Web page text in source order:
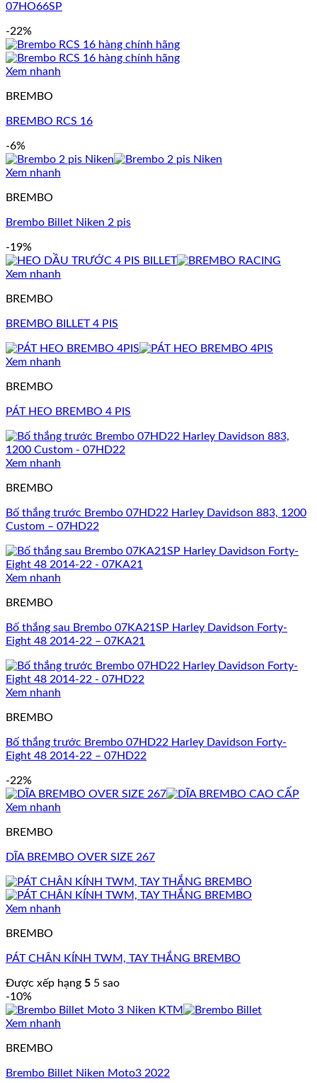
07HO66SP
-22%
Xem nhanh
BREMBO
BREMBO RCS 16
-6%
Xem nhanh
BREMBO
Brembo Billet Niken 2 pis
-19%
Xem nhanh
BREMBO
BREMBO BILLET 4 PIS
Xem nhanh
BREMBO
PÁT HEO BREMBO 4 PIS
Xem nhanh
BREMBO
Bố thắng trước Brembo 07HD22 Harley Davidson 883, 1200
Custom – 07HD22
Xem nhanh
BREMBO
Bố thắng sau Brembo 07KA21SP Harley Davidson Forty-
Eight 48 2014-22 – 07KA21
Xem nhanh
BREMBO
Bố thắng trước Brembo 07HD22 Harley Davidson Forty-
Eight 48 2014-22 – 07HD22
-22%
Xem nhanh
BREMBO
DĨA BREMBO OVER SIZE 267
Xem nhanh
BREMBO
PÁT CHÂN KÍNH TWM, TAY THẮNG BREMBO
Được xếp hạng 5 5 sao
-10%
Xem nhanh
BREMBO
Brembo Billet Niken Moto3 2022